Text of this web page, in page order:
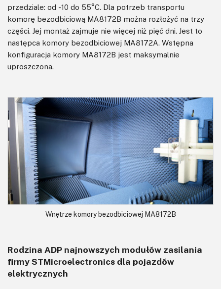
przedziale: od -10 do 55°C. Dla potrzeb transportu
komorę bezodbiciową MA8172B można rozłożyć na trzy
części. Jej montaż zajmuje nie więcej niż pięć dni. Jest to
następca komory bezodbiciowej MA8172A. Wstępna
konfiguracja komory MA8172B jest maksymalnie
uproszczona.
Wnętrze komory bezodbiciowej MA8172B
Rodzina ADP najnowszych modułów zasilania
firmy STMicroelectronics dla pojazdów
elektrycznych